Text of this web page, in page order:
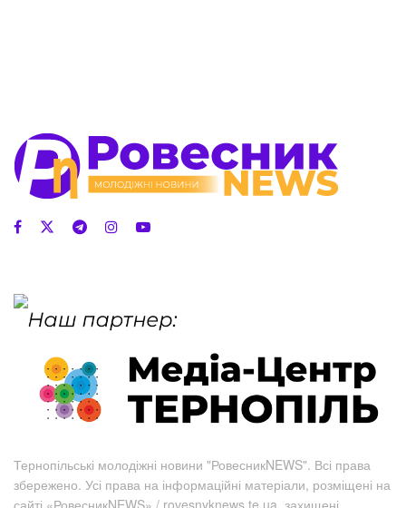
Тернопільські молодіжні новини "РовесникNEWS". Всі права
збережено. Усі права на інформаційні матеріали, розміщені на